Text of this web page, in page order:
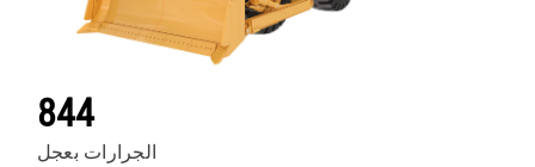
844
الجرارات بعجل